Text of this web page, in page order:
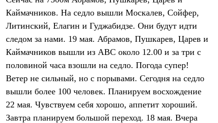
Куртки
Брюки
Штормовая одежда
Софтшелл одежда
Куртки
Брюки
Рубашки
Футболки
Толстовки
Брюки
Термобелье
Каймачников. На седло вышли Москалев, Сойфер,
Литинский, Елагин и Гуджабидзе. Они будут идти
следом за нами. 19 мая. Абрамов, Пушкарев, Царев и
Каймачников вышли из АВС около 12.00 и за три с
половиной часа взошли на седло. Погода супер!
Ветер не сильный, но с порывами. Сегодня на седло
вышли более 100 человек. Планируем восхождение
22 мая. Чувствуем себя хорошо, аппетит хороший.
Завтра планируем большой переход. 18 мая. Вчера